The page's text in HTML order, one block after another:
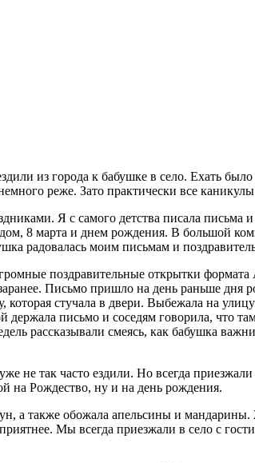
из города к бабушке в село. Ехать
реже. Зато практически все
Я с самого детства писала
8 марта и днем рождения. В большой
радовалась моим письмам и
поздравительные открытки
Письмо пришло на день раньше дня
которая стучала в двери. Выбежала на
письмо и соседям говорила, что
рассказывали смеясь, как бабушка
не так часто ездили. Но всегда
на Рождество, ну и на день рождения.
а также обожала апельсины и
Мы всегда приезжали в село с